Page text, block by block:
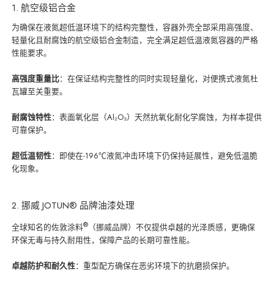
1. 航空级铝合金
为确保在液氮超低温环境下的结构完整性，容器外壳全部采用高强度、
轻量化且耐腐蚀的航空级铝合金制造，完全满足超低温液氮容器的严格
性能要求。
高强度重量比：在保证结构完整性的同时实现轻量化，对便携式液氮杜
瓦罐至关重要。
耐腐蚀特性：表面氧化层（Al₂O₃）天然抗氧化耐化学腐蚀，为样本提供
可靠保护。
超低温韧性：即使在-196℃液氮冲击环境下仍保持延展性，避免低温脆
化现象。
2. 挪威 JOTUN® 品牌油漆处理
全球知名的佐敦涂料® （挪威品牌）不仅提供卓越的光泽质感，更确保
环保无毒与持久耐用性，保障产品的长期可靠性能。
卓越防护和耐久性：重型配方确保在恶劣环境下的抗磨损保护。